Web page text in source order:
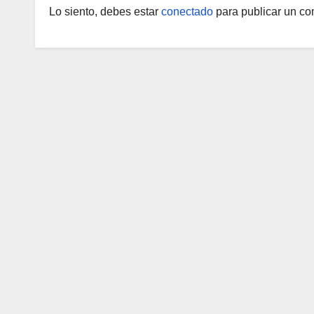
Lo siento, debes estar conectado para publicar un